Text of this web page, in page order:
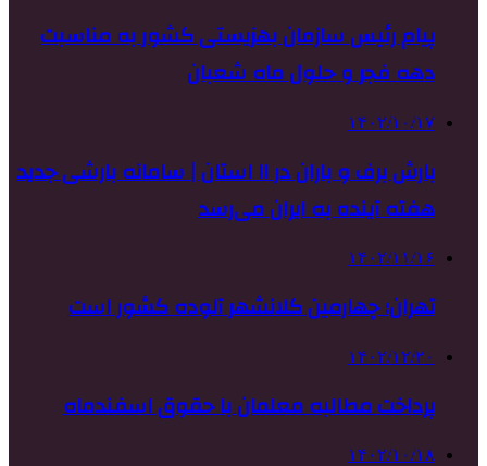
پیام رئیس سازمان بهزیستی کشور به مناسبت
دهه فجر و حلول ماه شعبان
۱۴۰۲/۱۰/۱۷
بارش برف و باران در ۱۱ استان | سامانه بارشی جدید
هفته آینده به ایران می‌رسد
۱۴۰۲/۱۱/۱۶
تهران؛ چهارمین کلانشهر آلوده کشور است
۱۴۰۲/۱۲/۲۰
پرداخت مطالبه معلمان با حقوق اسفندماه
۱۴۰۲/۱۰/۱۸